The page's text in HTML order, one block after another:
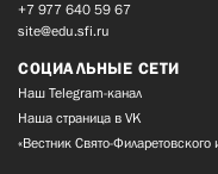
+7 977 640 59 67
site@edu.sfi.ru
СОЦИАЛЬНЫЕ СЕТИ
Наш Telegram-канал
Наша страница в VK
«Вестник Свято-Филаретовского